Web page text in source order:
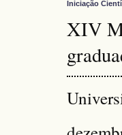
Iniciação
XIV